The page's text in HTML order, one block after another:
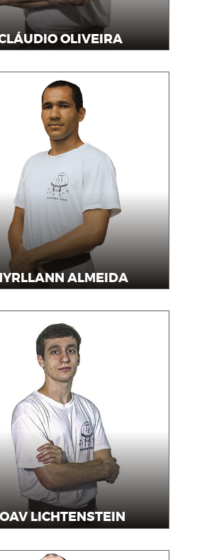
OLIVEIRA
Mestre
ALMEIDA
Professor
LICHTENSTEIN
Professor